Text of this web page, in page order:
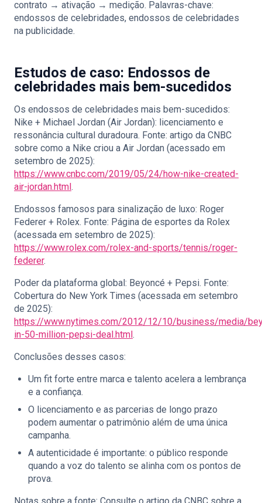
contrato → ativação → medição. Palavras-chave:
endossos de celebridades, endossos de celebridades
na publicidade.
Estudos de caso: Endossos de
celebridades mais bem-sucedidos
Os endossos de celebridades mais bem-sucedidos:
Nike + Michael Jordan (Air Jordan): licenciamento e
ressonância cultural duradoura. Fonte: artigo da CNBC
sobre como a Nike criou a Air Jordan (acessado em
setembro de 2025):
https://www.cnbc.com/2019/05/24/how-nike-created-
air-jordan.html.
Endossos famosos para sinalização de luxo: Roger
Federer + Rolex. Fonte: Página de esportes da Rolex
(acessada em setembro de 2025):
https://www.rolex.com/rolex-and-sports/tennis/roger-
federer.
Poder da plataforma global: Beyoncé + Pepsi. Fonte:
Cobertura do New York Times (acessada em setembro
de 2025):
https://www.nytimes.com/2012/12/10/business/media/
in-50-million-pepsi-deal.html.
Conclusões desses casos:
Um fit forte entre marca e talento acelera a lembrança
e a confiança.
O licenciamento e as parcerias de longo prazo
podem aumentar o patrimônio além de uma única
campanha.
A autenticidade é importante: o público responde
quando a voz do talento se alinha com os pontos de
prova.